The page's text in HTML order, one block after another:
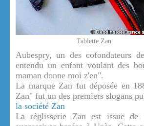
Tablette Zan
Aubespry, un des cofondateurs
entendu un enfant voulant des
maman donne moi z'en".
La marque Zan fut déposée en
Zan" fut un des premiers slogans
la société Zan
La réglisserie Zan est issue de